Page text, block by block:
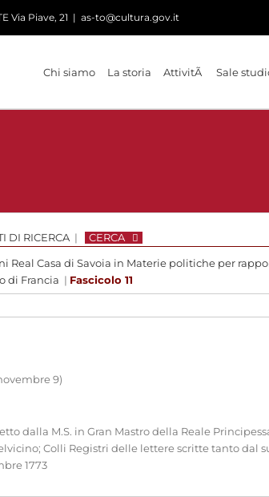
Via Piave, 21 | as-to@cultura.gov.it
Chi siamo La storia AttivitÃ Sale
DI RICERCA | CERCA
Real Casa di Savoia in Materie politiche per
di Francia | Fascicolo 11
9)
dalla M.S. in Gran Mastro della Reale
Colli Registri delle lettere scritte tanto dal
1773